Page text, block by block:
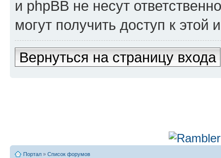
и phpBB не несут
могут получить доступ к
Вернуться на страницу входа
Портал » Список форумов